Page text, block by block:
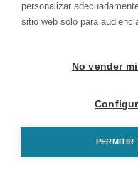
personalizar
sitio web sólo para
No vender
PERMITIR